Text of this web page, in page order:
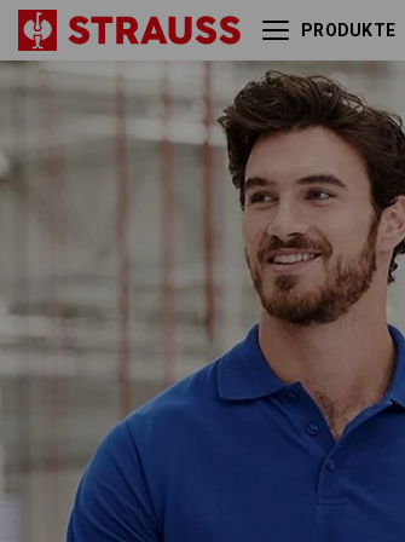
PRODUKTE
Piqué-Polo e.s.industry